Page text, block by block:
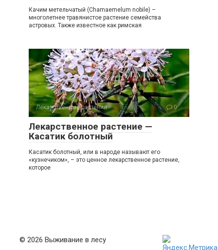
Качим метельчатый (Chamaemelum nobile) –
многолетнее травянистое растение семейства
астровых. Также известное как римская
Лекарственные растения 0
Лекарственное растение —
Касатик болотный
Касатик болотный, или в народе называют его
«кузнечиком», – это ценное лекарственное растение,
которое
© 2026 Выживание в лесу